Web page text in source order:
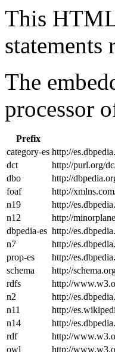
This
The
processor
Prefix
category-es http://
dct
http://purl.org/
dbo
http://
foaf
http://
n19
http://
n12
http://
dbpedia-es http://
n7
http://
prop-es
http://
schema
http://
rdfs
http://
n2
http://
n11
http://
n14
http://
rdf
http://
owl
http://